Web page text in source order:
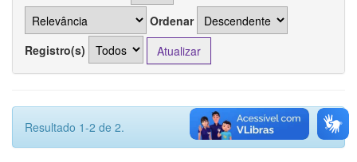
Ordenar
Registro(s)
Resultado 1-2 de 2.